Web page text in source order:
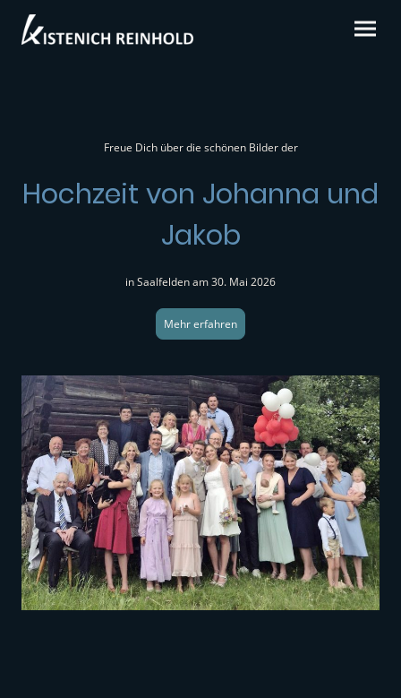
Freue Dich über die schönen Bilder der
Hochzeit von Johanna und
Jakob
in Saalfelden am 30. Mai 2026
Mehr erfahren